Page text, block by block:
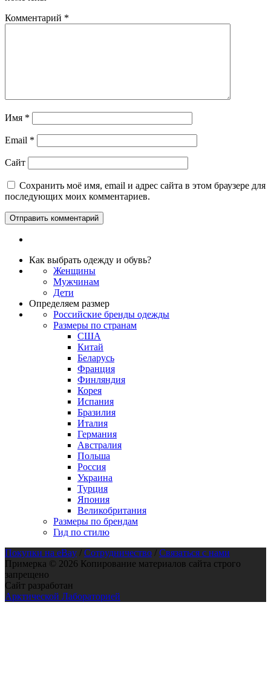
Комментарий *
Имя *
Email *
Сайт
Сохранить моё имя, email и адрес сайта в этом браузере для
последующих моих комментариев.
Как выбрать одежду и обувь?
Женщины
Мужчинам
Дети
Определяем размер
Российские бренды одежды
Размеры по странам
США
Китай
Беларусь
Франция
Финляндия
Корея
Испания
Бразилия
Италия
Германия
Австралия
Польша
Россия
Украина
Турция
Япония
Великобритания
Размеры по брендам
Гид по стилю
Покупки на eBay / Сотрудничество / Связаться с нами
Примерка © 2026 Копирование материалов сайта строго
запрещено
Сайт разработан
Арктической Лабораторией